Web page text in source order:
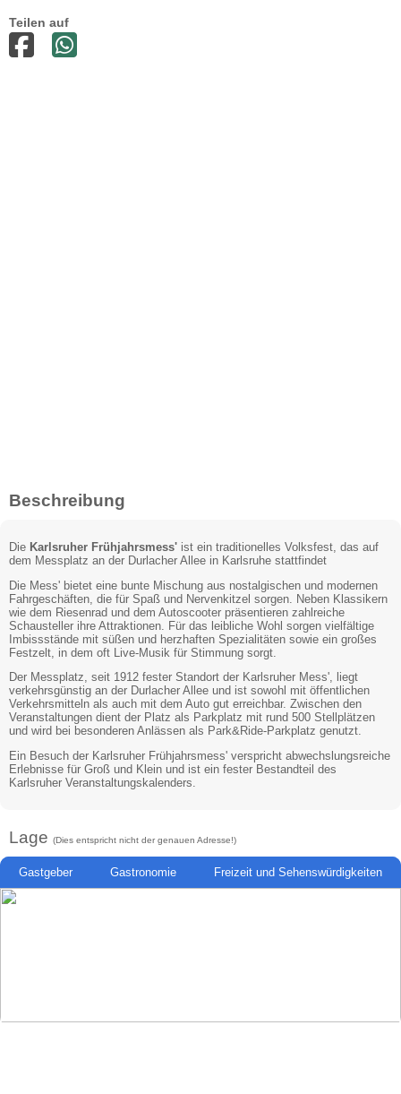
Teilen auf
Beschreibung
Die Karlsruher Frühjahrsmess' ist ein traditionelles Volksfest, das auf
dem Messplatz an der Durlacher Allee in Karlsruhe stattfindet
Die Mess' bietet eine bunte Mischung aus nostalgischen und modernen
Fahrgeschäften, die für Spaß und Nervenkitzel sorgen. Neben Klassikern
wie dem Riesenrad und dem Autoscooter präsentieren zahlreiche
Schausteller ihre Attraktionen. Für das leibliche Wohl sorgen vielfältige
Imbissstände mit süßen und herzhaften Spezialitäten sowie ein großes
Festzelt, in dem oft Live-Musik für Stimmung sorgt.
Der Messplatz, seit 1912 fester Standort der Karlsruher Mess', liegt
verkehrsgünstig an der Durlacher Allee und ist sowohl mit öffentlichen
Verkehrsmitteln als auch mit dem Auto gut erreichbar. Zwischen den
Veranstaltungen dient der Platz als Parkplatz mit rund 500 Stellplätzen
und wird bei besonderen Anlässen als Park&Ride-Parkplatz genutzt.
Ein Besuch der Karlsruher Frühjahrsmess' verspricht abwechslungsreiche
Erlebnisse für Groß und Klein und ist ein fester Bestandteil des
Karlsruher Veranstaltungskalenders.
Lage (Dies entspricht nicht der genauen Adresse!)
Gastgeber Gastronomie Freizeit und Sehenswürdigkeiten